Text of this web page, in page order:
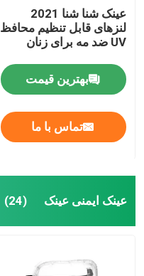
غواصی غواصی
عینک شنا شنا 2021
لنزهای قابل تنظیم محافظ
UV ضد مه برای زنان
بهترین قیمت
تماس با ما
عینک ایمنی عینک (24)